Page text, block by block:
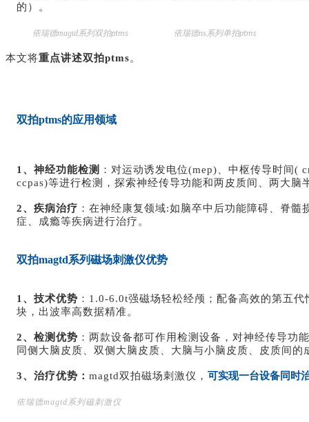
的）。
依瑞德magtd系列双拍ptms 依瑞德ns系列单拍ptms
本文将重点讲述双拍ptms。
双拍ptms的应用领域
1、神经功能检测
：对运动诱发电位(mep)、中枢传导时间(
ccpas)等进行检测，探索神经传导功能和两皮质间、两大脑
2、疾病治疗 ：在神经康复领域:如脑卒中后功能障碍、脊
症、成瘾等疾病进行治疗。
双拍magtd系列磁场刺激仪优势
1、技术优势 ：1.0-6.0t强磁场轻松经颅；配备高效的第五
块，出波率高数据精准。
2、检测优势 ：两款设备都可作用检测设备，对神经传导功
同侧大脑皮质、双侧大脑皮质、大脑与小脑皮质、皮质间
3、治疗优势： magtd双拍磁场刺激仪， 可实现一台设备同时
依瑞德magtd系列磁刺激仪